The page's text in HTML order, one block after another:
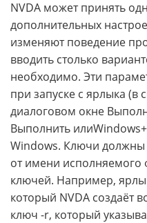
NVDA может принять
дополнительных
изменяют поведение
вводить столько
необходимо. Эти
при запуске с ярлыка (в
диалоговом окне
Выполнить
Windows. Ключи
от имени исполняемого
ключей. Например,
который NVDA создаёт
ключ -r, который